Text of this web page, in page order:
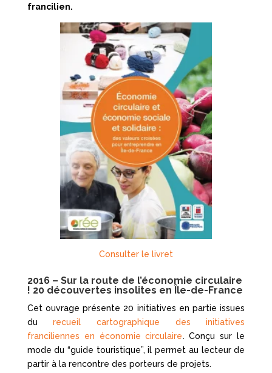
francilien.
Consulter le livret
2016 – Sur la route de l’économie circulaire
! 20 découvertes insolites en Île-de-France
Cet ouvrage présente 20 initiatives en partie issues
durecueil cartographique des initiatives
franciliennes en économie circulaire. Conçu sur le
mode du “guide touristique”, il permet au lecteur de
partir à la rencontre des porteurs de projets.